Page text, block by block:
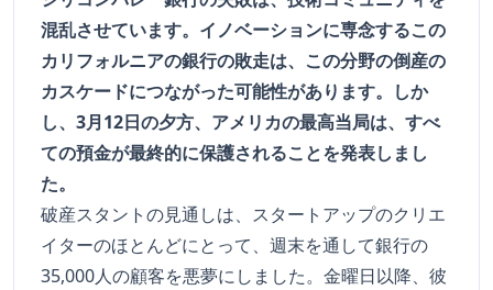
混乱させています。イノベーションに専念するこの
カリフォルニアの銀行の敗走は、この分野の倒産の
カスケードにつながった可能性があります。しか
し、3月12日の夕方、アメリカの最高当局は、すべ
ての預金が最終的に保護されることを発表しまし
た。
破産スタントの見通しは、スタートアップのクリエ
イターのほとんどにとって、週末を通して銀行の
35,000人の顧客を悪夢にしました。金曜日以降、彼